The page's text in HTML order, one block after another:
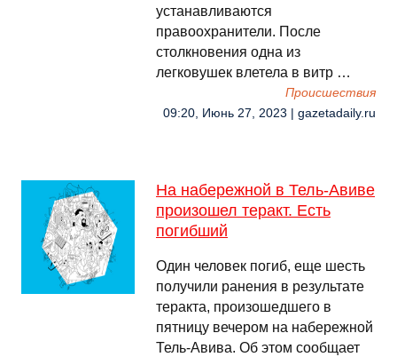
устанавливаются
правоохранители. После
столкновения одна из
легковушек влетела в витр …
Происшествия
09:20, Июнь 27, 2023 | gazetadaily.ru
На набережной в Тель-Авиве
произошел теракт. Есть
погибший
Один человек погиб, еще шесть
получили ранения в результате
теракта, произошедшего в
пятницу вечером на набережной
Тель-Авива. Об этом сообщает